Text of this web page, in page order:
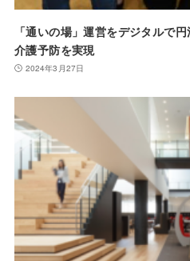
「通いの場」運営をデジタルで
介護予防を実現
2024年3月27日